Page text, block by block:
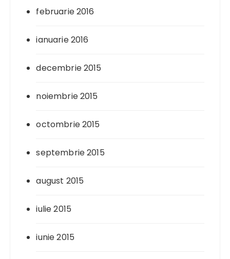
februarie 2016
ianuarie 2016
decembrie 2015
noiembrie 2015
octombrie 2015
septembrie 2015
august 2015
iulie 2015
iunie 2015